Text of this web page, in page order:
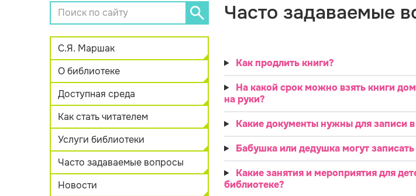
С.Я. Маршак
О библиотеке
Доступная среда
Как стать читателем
Услуги библиотеки
Часто задаваемые вопросы
Новости
Часто задаваемые
Как продлить книги?
На какой срок можно взять книги
на руки?
Какие документы нужны для записи
Бабушка или дедушка могут
Какие занятия и мероприятия для
библиотеке?